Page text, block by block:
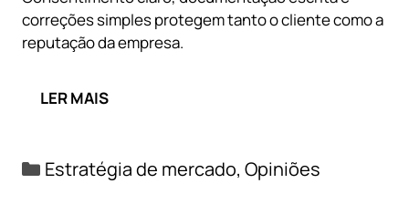
correções simples protegem tanto o cliente como a
reputação da empresa.
LER MAIS
Categorias
Estratégia de mercado, Opiniões